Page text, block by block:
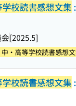
校読書感想文集
[2025.5]
・高等学校読書感想
校読書感想文集